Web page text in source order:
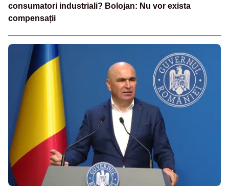
consumatori industriali? Bolojan: Nu vor exista
compensații